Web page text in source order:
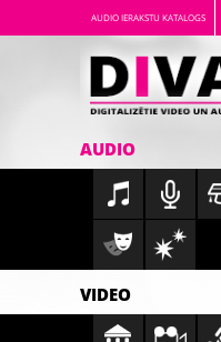
AUDIO IERAKSTU KATALOGS
AUDIO
VIDEO